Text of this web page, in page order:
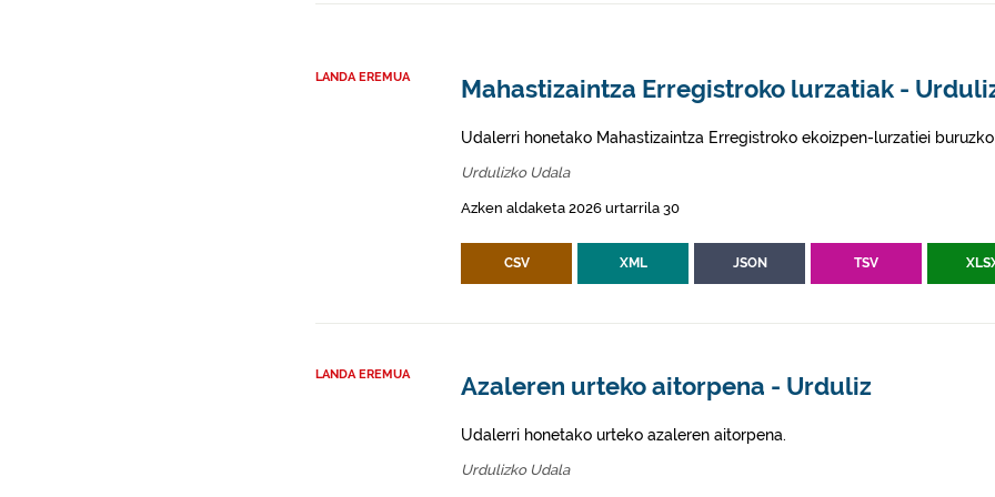
LANDA EREMUA Mahastizaintza Erregistroko lurzatiak -
Udalerri honetako Mahastizaintza Erregistroko ekoizpen-lurzatiei
Urdulizko Udala
Azken aldaketa 2026 urtarrila 30
CSV XML JSON TSV
LANDA EREMUA Azaleren urteko aitorpena - Urduliz
Udalerri honetako urteko azaleren aitorpena.
Urdulizko Udala